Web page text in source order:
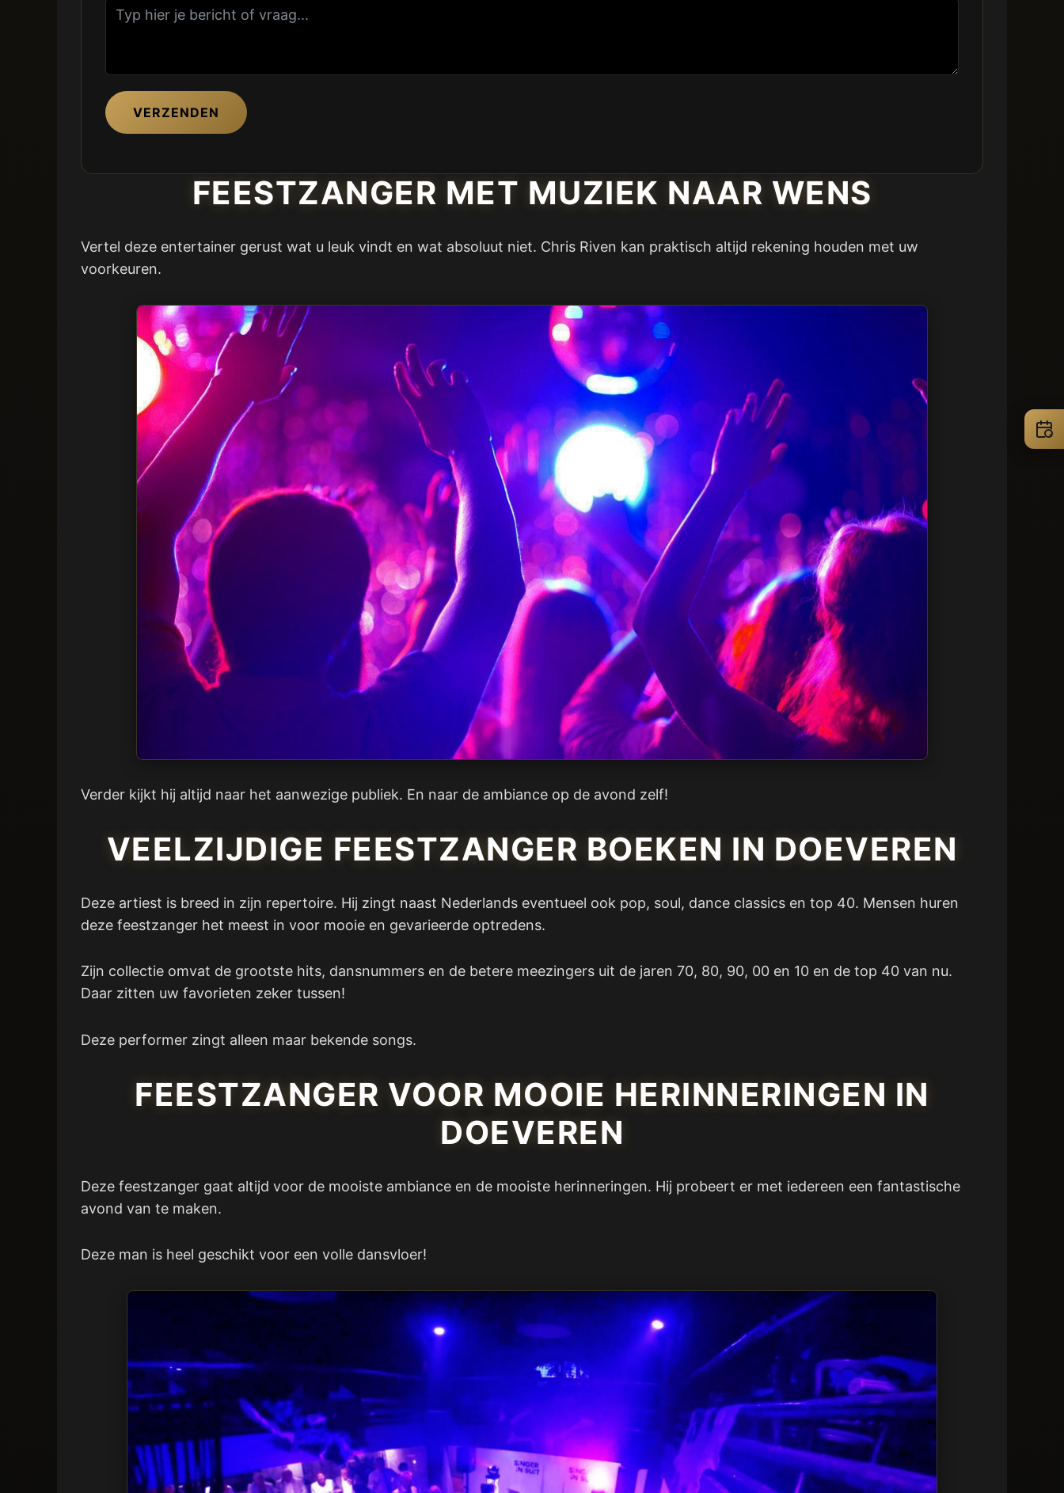
VERZENDEN
FEESTZANGER MET MUZIEK NAAR WENS
Vertel deze entertainer gerust wat u leuk vindt en wat absoluut niet. Chris Riven kan praktisch altijd rekening houden met uw
voorkeuren.
Verder kijkt hij altijd naar het aanwezige publiek. En naar de ambiance op de avond zelf!
VEELZIJDIGE FEESTZANGER BOEKEN IN DOEVEREN
Deze artiest is breed in zijn repertoire. Hij zingt naast Nederlands eventueel ook pop, soul, dance classics en top 40. Mensen huren
deze feestzanger het meest in voor mooie en gevarieerde optredens.
Zijn collectie omvat de grootste hits, dansnummers en de betere meezingers uit de jaren 70, 80, 90, 00 en 10 en de top 40 van nu.
Daar zitten uw favorieten zeker tussen!
Deze performer zingt alleen maar bekende songs.
FEESTZANGER VOOR MOOIE HERINNERINGEN IN
DOEVEREN
Deze feestzanger gaat altijd voor de mooiste ambiance en de mooiste herinneringen. Hij probeert er met iedereen een fantastische
avond van te maken.
Deze man is heel geschikt voor een volle dansvloer!